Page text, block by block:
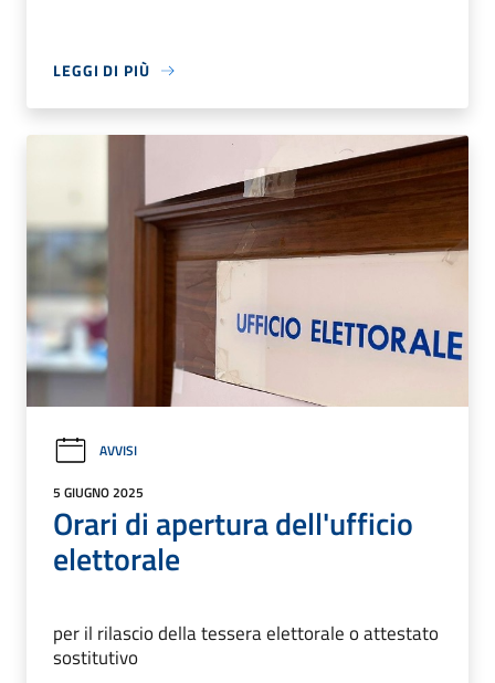
LEGGI DI PIÙ
AVVISI
5 GIUGNO 2025
Orari di apertura dell'ufficio
elettorale
per il rilascio della tessera elettorale o attestato
sostitutivo